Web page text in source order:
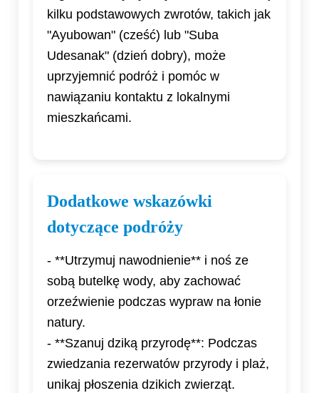
kilku podstawowych zwrotów, takich jak
"Ayubowan" (cześć) lub "Suba
Udesanak" (dzień dobry), może
uprzyjemnić podróż i pomóc w
nawiązaniu kontaktu z lokalnymi
mieszkańcami.
Dodatkowe wskazówki
dotyczące podróży
- **Utrzymuj nawodnienie** i noś ze
sobą butelkę wody, aby zachować
orzeźwienie podczas wypraw na łonie
natury.
- **Szanuj dziką przyrodę**: Podczas
zwiedzania rezerwatów przyrody i plaż,
unikaj płoszenia dzikich zwierząt.